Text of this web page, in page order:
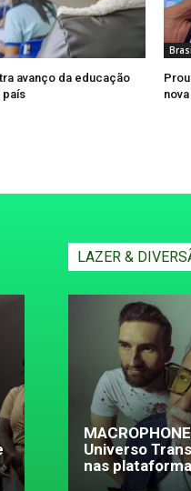
avanço da educação
país
LAZER &
Universo
nas